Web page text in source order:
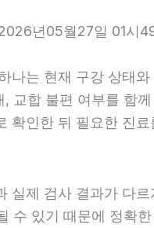
년05월27일 01시
나는 현재 구강 상태
교합 불편 여부를 함
확인한 뒤 필요한 진
실제 검사 결과가 다
수 있기 때문에 정확